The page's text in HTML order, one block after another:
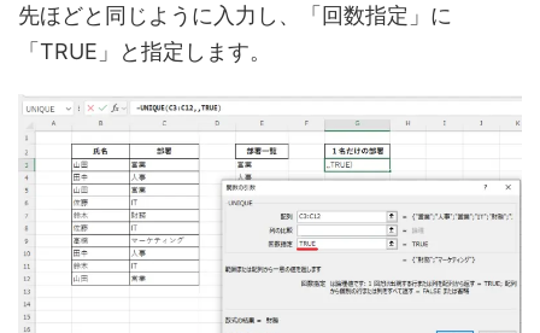
先ほどと同じように入力し、「回数指定」に
「TRUE」と指定します。